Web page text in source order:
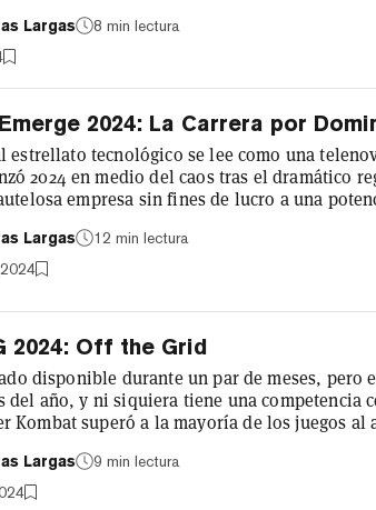
y empresas por igual. Para 2023,
fue valorado en $4.500 millones. Hug...
Largas
8 min lectura
2024: La Carrera por
estrellato tecnológico se lee como una
2024 en medio del caos tras el dramático
empresa sin fines de lucro a una
la empresa está en camino de generar
para todos los demás que...
Largas
12 min lectura
2024: Off the Grid
disponible durante un par de meses, pero
del año, y ni siquiera tiene una competencia
Kombat superó a la mayoría de los juegos
ligeramente disfrazado de juego, y el airdrop
cuanto a Off the...
Largas
9 min lectura